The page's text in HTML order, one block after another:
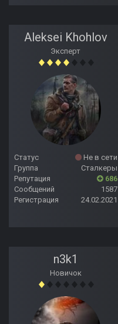
Aleksei Khohlov
Эксперт
Статус
Не в сети
Группа
Сталкеры
Репутация
686
Сообщений
1587
Регистрация
24.02.2021
n3k1
Новичок